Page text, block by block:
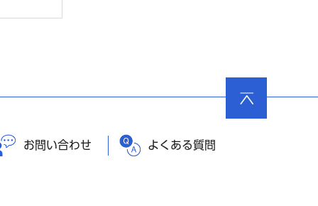
お問い合わせ よくある質問
の先頭
へ戻る